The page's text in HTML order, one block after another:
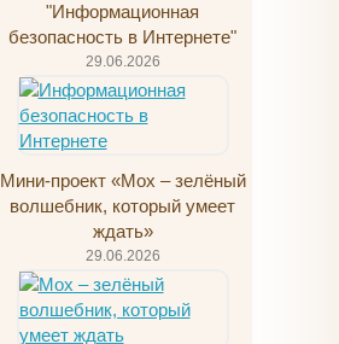
"Информационная
безопасность в Интернете"
29.06.2026
Мини-проект «Мох – зелёный
волшебник, который умеет
ждать»
29.06.2026